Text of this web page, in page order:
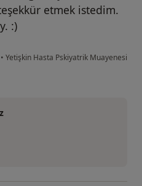
etmek istedim.
:)
• Yetişkin Hasta Pskiyatrik Muayenesi